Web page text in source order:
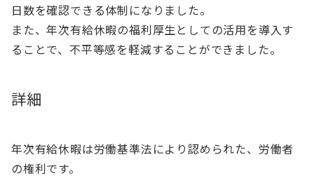
日数を確認できる体制になりました。
また、年次有給休暇の福利厚生としての活用を導入す
ることで、不平等感を軽減することができました。
詳細
年次有給休暇は労働基準法により認められた、労働者
の権利です。